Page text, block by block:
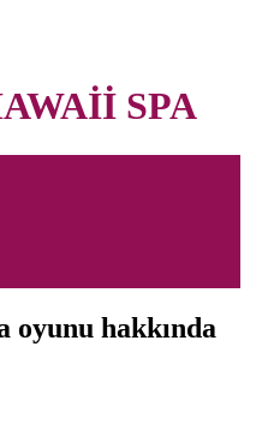
SPA
oyunu hakkında